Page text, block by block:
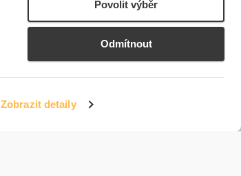
Zobrazit detaily
Povolit výběr
Odmítnout